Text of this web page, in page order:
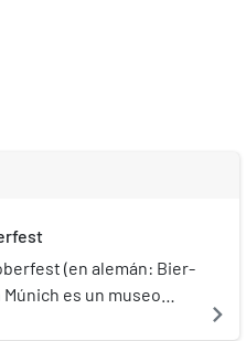
(en alemán: Bier-
es un museo
navigate_next